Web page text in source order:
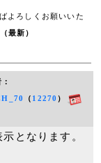
よろしくお願いいた
（最新）
（ 12270 ）
となります。